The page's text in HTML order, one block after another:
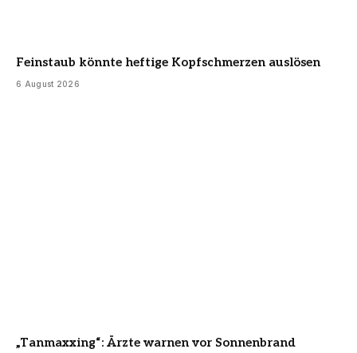
Feinstaub könnte heftige Kopfschmerzen auslösen
6 August 2026
„Tanmaxxing“: Ärzte warnen vor Sonnenbrand